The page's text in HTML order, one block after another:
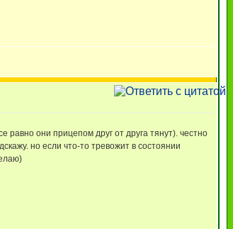
равно они прицепом друг от друга тянут). честно
но если что-то тревожит в состоянии